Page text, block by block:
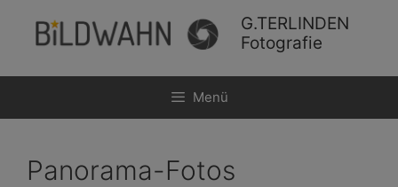
G.TERLINDEN
Fotografie
Menü
Panorama-Fotos